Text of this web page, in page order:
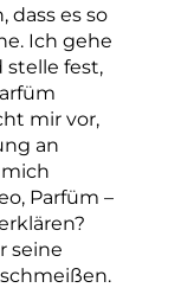
dass es so
Ich gehe
fest,
mir vor,
an
Parfüm –
seine